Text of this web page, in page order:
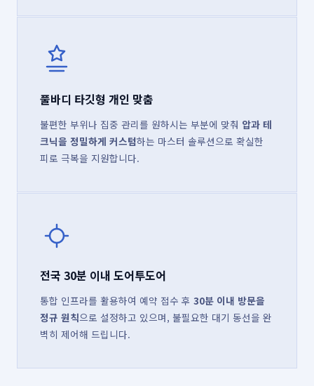
풀바디 타깃형 개인 맞춤
불편한 부위나 집중 관리를 원하시는 부분에 맞춰 압과 테
크닉을 정밀하게 커스텀하는 마스터 솔루션으로 확실한
피로 극복을 지원합니다.
전국 30분 이내 도어투도어
통합 인프라를 활용하여 예약 접수 후 30분 이내 방문을
정규 원칙으로 설정하고 있으며, 불필요한 대기 동선을 완
벽히 제어해 드립니다.